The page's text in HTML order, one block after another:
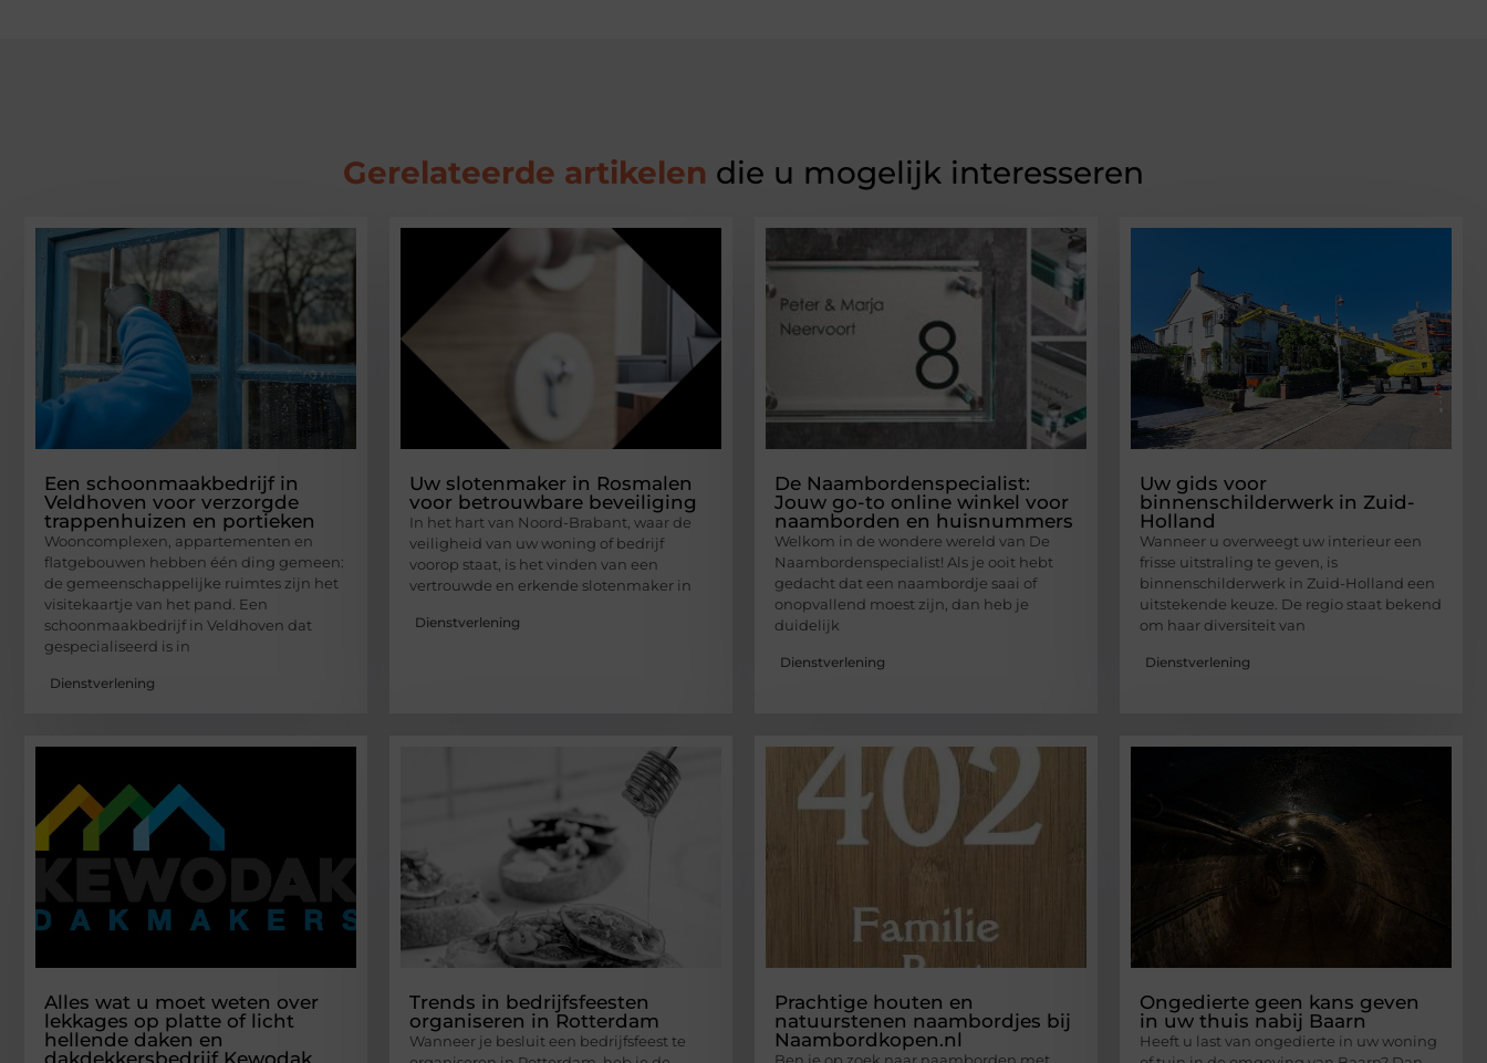
Gerelateerde artikelen die u mogelijk interesseren
Een schoonmaakbedrijf in
Veldhoven voor verzorgde
trappenhuizen en portieken
Wooncomplexen, appartementen en
flatgebouwen hebben één ding gemeen:
de gemeenschappelijke ruimtes zijn het
visitekaartje van het pand. Een
schoonmaakbedrijf in Veldhoven dat
gespecialiseerd is in
Dienstverlening
Uw slotenmaker in Rosmalen
voor betrouwbare beveiliging
In het hart van Noord-Brabant, waar de
veiligheid van uw woning of bedrijf
voorop staat, is het vinden van een
vertrouwde en erkende slotenmaker in
Dienstverlening
De Naambordenspecialist:
Jouw go-to online winkel voor
naamborden en huisnummers
Welkom in de wondere wereld van De
Naambordenspecialist! Als je ooit hebt
gedacht dat een naambordje saai of
onopvallend moest zijn, dan heb je
duidelijk
Dienstverlening
Uw gids voor
binnenschilderwerk in Zuid-
Holland
Wanneer u overweegt uw interieur een
frisse uitstraling te geven, is
binnenschilderwerk in Zuid-Holland een
uitstekende keuze. De regio staat bekend
om haar diversiteit van
Dienstverlening
Alles wat u moet weten over
lekkages op platte of licht
hellende daken en
dakdekkersbedrijf Kewodak
Trends in bedrijfsfeesten
organiseren in Rotterdam
Wanneer je besluit een bedrijfsfeest te
Prachtige houten en
natuurstenen naambordjes bij
Naambordkopen.nl
Ongedierte geen kans geven
in uw thuis nabij Baarn
Heeft u last van ongedierte in uw woning